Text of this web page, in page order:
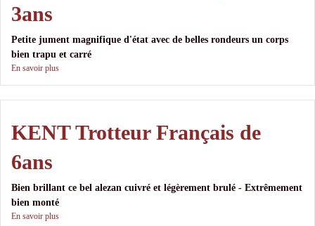
3ans
Petite jument magnifique d'état avec de belles rondeurs un corps
bien trapu et carré
En savoir plus
KENT Trotteur Français de
6ans
Bien brillant ce bel alezan cuivré et légèrement brulé - Extrêmement
bien monté
En savoir plus